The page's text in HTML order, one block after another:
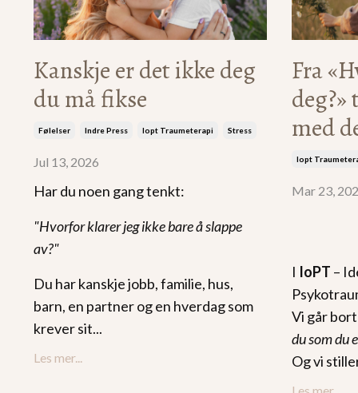
Kanskje er det ikke deg
du må fikse
Følelser Indre Press Iopt Traumeterapi Stress
Jul 13, 2026
Har du noen gang tenkt:
"Hvorfor klarer jeg ikke bare å slappe
av?"
Du har kanskje jobb, familie, hus,
barn, en partner og en hverdag som
krever sit...
Les mer...
Fra
deg?»
med
Iopt
Mar 23,
I IoPT –
Vi går
du som du
Og vi